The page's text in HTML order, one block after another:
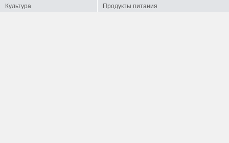
Культура
Продукты питания